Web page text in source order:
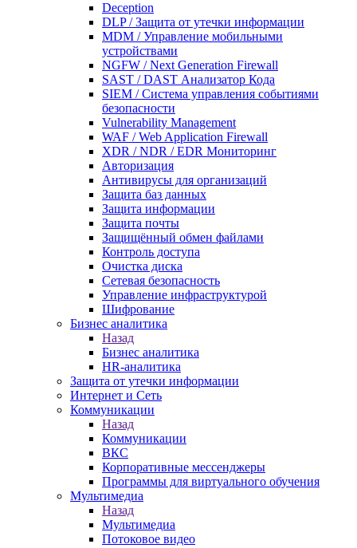
Deception
DLP / Защита от утечки информации
MDM / Управление мобильными
устройствами
NGFW / Next Generation Firewall
SAST / DAST Анализатор Кода
SIEM / Система управления событиями
безопасности
Vulnerability Management
WAF / Web Application Firewall
XDR / NDR / EDR Мониторинг
Авторизация
Антивирусы для организаций
Защита баз данных
Защита информации
Защита почты
Защищённый обмен файлами
Контроль доступа
Очистка диска
Сетевая безопасность
Управление инфраструктурой
Шифрование
Бизнес аналитика
Назад
Бизнес аналитика
HR-аналитика
Защита от утечки информации
Интернет и Сеть
Коммуникации
Назад
Коммуникации
ВКС
Корпоративные мессенджеры
Программы для виртуального обучения
Мультимедиа
Назад
Мультимедиа
Потоковое видео